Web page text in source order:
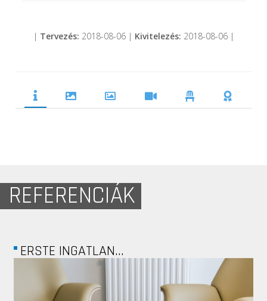
| Tervezés: 2018-08-06 | Kivitelezés: 2018-08-06 |
REFERENCIÁK
A4STUDIO